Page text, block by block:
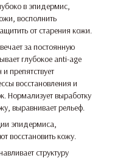
в эпидермис,
восполнить
от старения кожи.
за постоянную
глубокое anti-age
препятствует
восстановления и
Нормализует выработку
выравнивает рельеф.
эпидермиса,
восстановить кожу.
структуру